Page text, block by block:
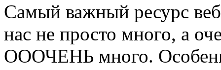
Самый важный ресурс
нас не просто много, а
ОООЧЕНЬ много.